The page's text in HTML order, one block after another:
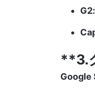
G2:
**3.
Google